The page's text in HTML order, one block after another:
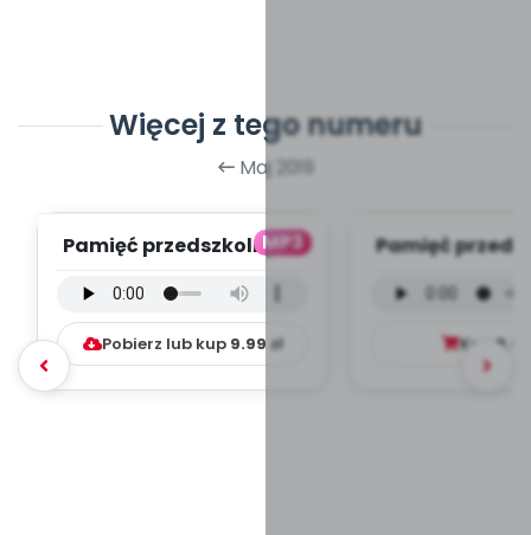
Więcej z tego numeru
Maj 2019
MP3
Pamięć przedszkolnych
instrumentalna (PD, ...
Pobierz lub kup 9.99 zł
Pamięć
(PD,
Kup 9.99